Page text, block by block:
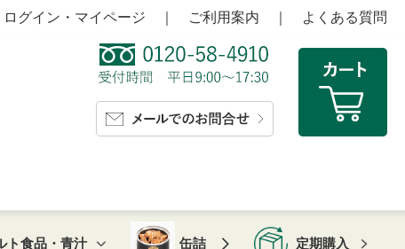
ログイン・マイページ ご利用案内 よくある質問
ト食品・青汁 缶詰 定期購入